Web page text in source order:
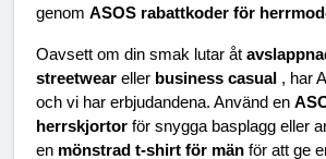
genom ASOS rabattkoder för
Oavsett om din smak lutar åt
streetwear eller business casual , har
och vi har erbjudandena. Använd en
herrskjortor för snygga basplagg eller
en mönstrad t-shirt för män för att ge